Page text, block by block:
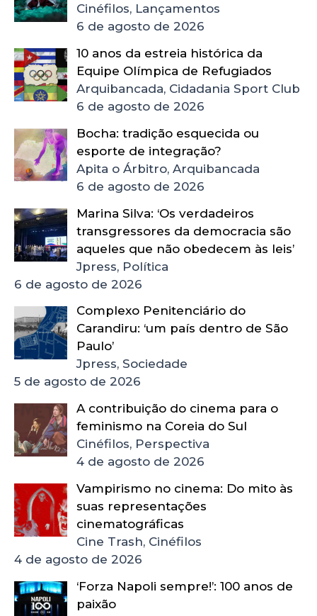
Cinéfilos, Lançamentos
6 de agosto de 2026
10 anos da estreia histórica da
Equipe Olímpica de Refugiados
Arquibancada, Cidadania Sport Club
6 de agosto de 2026
Bocha: tradição esquecida ou
esporte de integração?
Apita o Árbitro, Arquibancada
6 de agosto de 2026
Marina Silva: ‘Os verdadeiros
transgressores da democracia são
aqueles que não obedecem às leis’
Jpress, Política
6 de agosto de 2026
Complexo Penitenciário do
Carandiru: ‘um país dentro de São
Paulo’
Jpress, Sociedade
5 de agosto de 2026
A contribuição do cinema para o
feminismo na Coreia do Sul
Cinéfilos, Perspectiva
4 de agosto de 2026
Vampirismo no cinema: Do mito às
suas representações
cinematográficas
Cine Trash, Cinéfilos
4 de agosto de 2026
‘Forza Napoli sempre!’: 100 anos de
paixão